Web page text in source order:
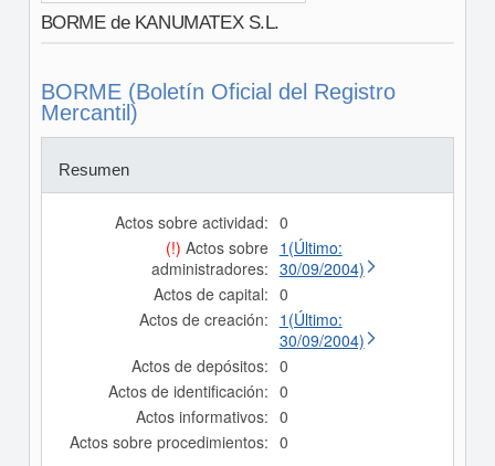
BORME de KANUMATEX S.L.
BORME (Boletín Oficial del Registro
Mercantil)
Resumen
Actos sobre actividad: 0
(!) Actos sobre
administradores:
1(Último:
30/09/2004)
Actos de capital: 0
Actos de creación: 1(Último:
30/09/2004)
Actos de depósitos: 0
Actos de identificación: 0
Actos informativos: 0
Actos sobre procedimientos: 0